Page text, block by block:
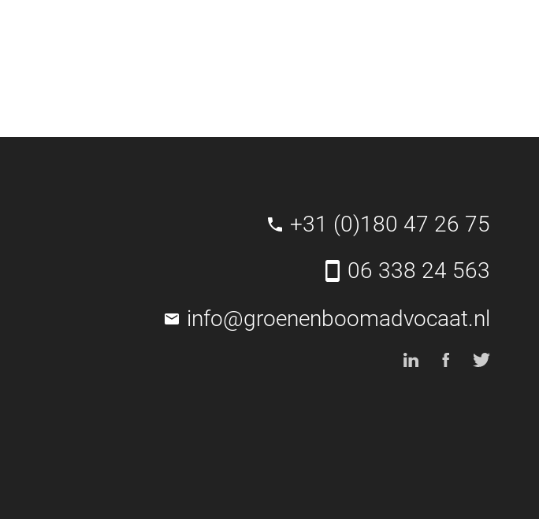
+31 (0)180 47 26 75
06 338 24 563
info@groenenboomadvocaat.nl